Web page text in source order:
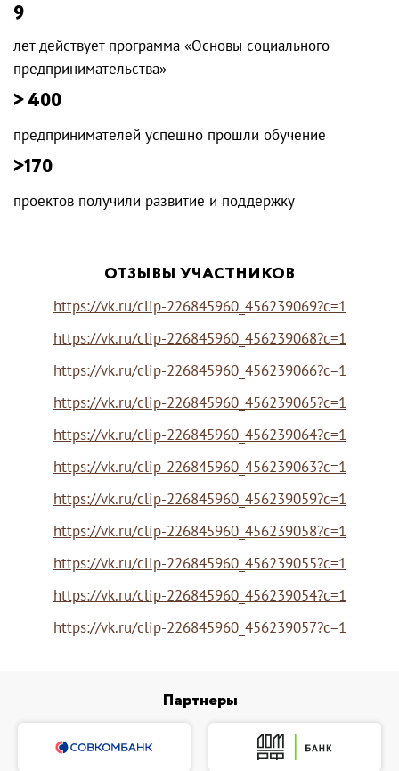
9
лет действует программа «Основы социального
предпринимательства»
> 400
предпринимателей успешно прошли обучение
>170
проектов получили развитие и поддержку
ОТЗЫВЫ УЧАСТНИКОВ
https://vk.ru/clip-226845960_456239069?c=1
https://vk.ru/clip-226845960_456239068?c=1
https://vk.ru/clip-226845960_456239066?c=1
https://vk.ru/clip-226845960_456239065?c=1
https://vk.ru/clip-226845960_456239064?c=1
https://vk.ru/clip-226845960_456239063?c=1
https://vk.ru/clip-226845960_456239059?c=1
https://vk.ru/clip-226845960_456239058?c=1
https://vk.ru/clip-226845960_456239055?c=1
https://vk.ru/clip-226845960_456239054?c=1
https://vk.ru/clip-226845960_456239057?c=1
Партнеры